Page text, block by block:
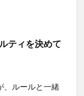
ティを決めて
、ルールと一緒